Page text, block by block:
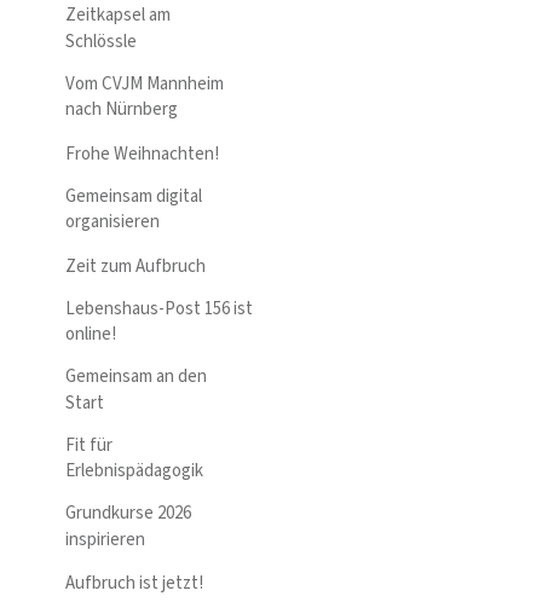
Zeitkapsel am
Schlössle
Vom CVJM Mannheim
nach Nürnberg
Frohe Weihnachten!
Gemeinsam digital
organisieren
Zeit zum Aufbruch
Lebenshaus-Post 156 ist
online!
Gemeinsam an den
Start
Fit für
Erlebnispädagogik
Grundkurse 2026
inspirieren
Aufbruch ist jetzt!